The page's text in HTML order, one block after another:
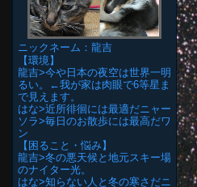
ニックネーム：龍吉
【環境】
龍吉>今や日本の夜空は世界一明
るい。←我が家は肉眼で6等星ま
で見えます。
はな>近所徘徊には最適だニャー
ソラ>毎日のお散歩には最高だワ
ン
【困ること・悩み】
龍吉>冬の悪天候と地元スキー場
のナイター光。
はな>知らない人と冬の寒さだニ